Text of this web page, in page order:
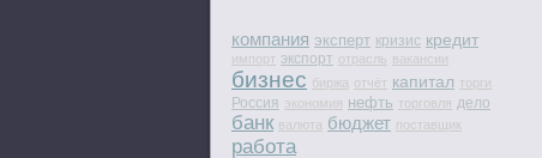
компания эксперт кризис кредит
импорт экспорт отрасль вакансии
бизнес биржа отчёт капитал торги
Россия экономия нефть торговля дело
банк валюта бюджет поставщик
работа